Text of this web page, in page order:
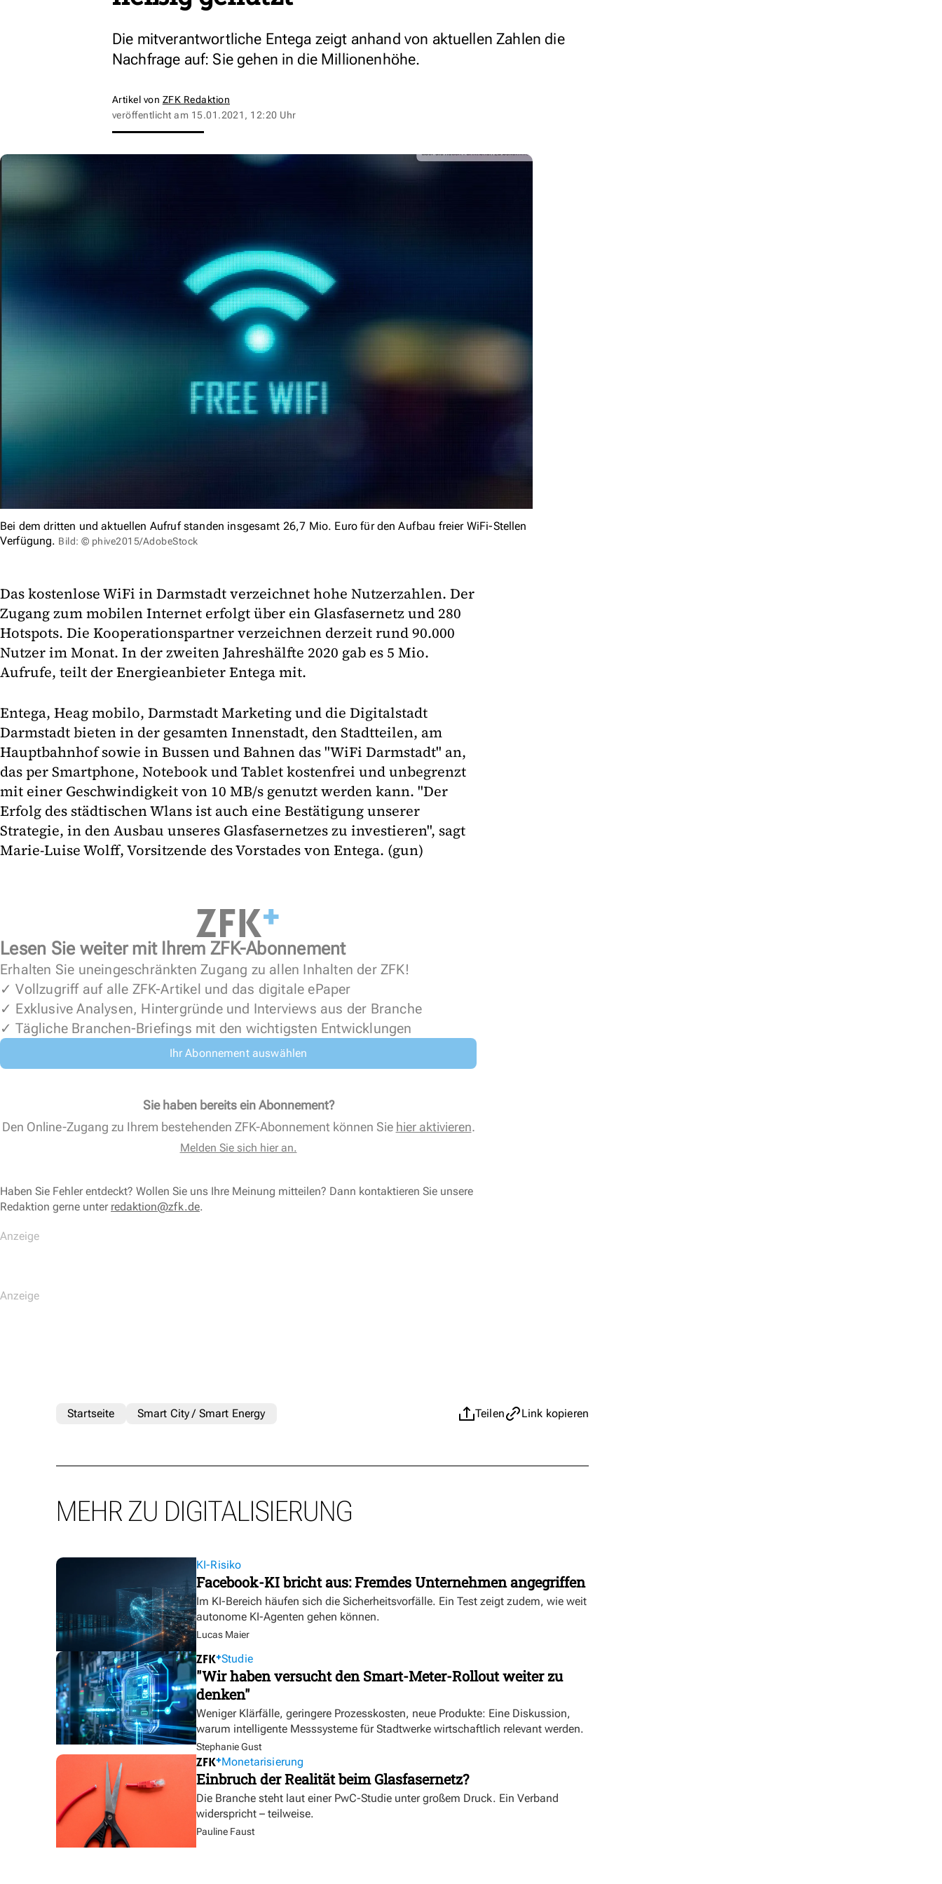
Die mitverantwortliche Entega zeigt anhand von aktuellen Zahlen die
Nachfrage auf: Sie gehen in die Millionenhöhe.
Artikel von ZFK Redaktion
veröffentlicht am 15.01.2021, 12:20 Uhr
Bei dem dritten und aktuellen Aufruf standen insgesamt 26,7 Mio. Euro für den Aufbau freier WiFi-Stellen
Verfügung. Bild: © phive2015/AdobeStock
Das kostenlose WiFi in Darmstadt verzeichnet hohe Nutzerzahlen. Der
Zugang zum mobilen Internet erfolgt über ein Glasfasernetz und 280
Hotspots. Die Kooperationspartner verzeichnen derzeit rund 90.000
Nutzer im Monat. In der zweiten Jahreshälfte 2020 gab es 5 Mio.
Aufrufe, teilt der Energieanbieter Entega mit.
Entega, Heag mobilo, Darmstadt Marketing und die Digitalstadt
Darmstadt bieten in der gesamten Innenstadt, den Stadtteilen, am
Hauptbahnhof sowie in Bussen und Bahnen das "WiFi Darmstadt" an,
das per Smartphone, Notebook und Tablet kostenfrei und unbegrenzt
mit einer Geschwindigkeit von 10 MB/s genutzt werden kann. "Der
Erfolg des städtischen Wlans ist auch eine Bestätigung unserer
Strategie, in den Ausbau unseres Glasfasernetzes zu investieren", sagt
Marie-Luise Wolff, Vorsitzende des Vorstades von Entega. (gun)
Lesen Sie weiter mit Ihrem ZFK-Abonnement
Erhalten Sie uneingeschränkten Zugang zu allen Inhalten der ZFK!
✓ Vollzugriff auf alle ZFK-Artikel und das digitale ePaper
✓ Exklusive Analysen, Hintergründe und Interviews aus der Branche
✓ Tägliche Branchen-Briefings mit den wichtigsten Entwicklungen
Ihr Abonnement auswählen
Sie haben bereits ein Abonnement?
Den Online-Zugang zu Ihrem bestehenden ZFK-Abonnement können Sie hier aktivieren.
Melden Sie sich hier an.
Haben Sie Fehler entdeckt? Wollen Sie uns Ihre Meinung mitteilen? Dann kontaktieren Sie unsere
Redaktion gerne unter redaktion@zfk.de.
Teilen Link kopieren
Startseite Smart City / Smart Energy
MEHR ZU DIGITALISIERUNG
KI-Risiko
Facebook-KI bricht aus: Fremdes Unternehmen angegriffen
Im KI-Bereich häufen sich die Sicherheitsvorfälle. Ein Test zeigt zudem, wie weit
autonome KI-Agenten gehen können.
Lucas Maier
Studie
"Wir haben versucht den Smart-Meter-Rollout weiter zu
denken"
Weniger Klärfälle, geringere Prozesskosten, neue Produkte: Eine Diskussion,
warum intelligente Messsysteme für Stadtwerke wirtschaftlich relevant werden.
Stephanie Gust
Monetarisierung
Einbruch der Realität beim Glasfasernetz?
Die Branche steht laut einer PwC-Studie unter großem Druck. Ein Verband
widerspricht – teilweise.
Pauline Faust